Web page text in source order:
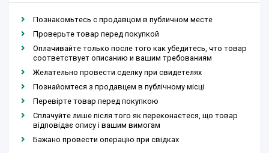
Познакомьтесь с продавцом в публичном месте
Проверьте товар перед покупкой
Оплачивайте только после того как убедитесь, что товар
соответствует описанию и вашим требованиям
Желательно провести сделку при свидетелях
Познайомтеся з продавцем в публічному місці
Перевірте товар перед покупкою
Сплачуйте лише після того як переконаєтеся, що товар
відповідає опису і вашим вимогам
Бажано провести операцію при свідках